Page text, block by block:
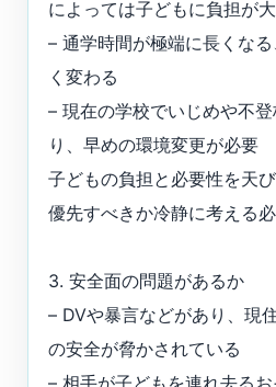
によっては子どもに負担が
– 通学時間が極端に長くな
く変わる
– 現在の学校でいじめや不
り、早めの環境変更が必要
子どもの負担と必要性を天
優先すべきか冷静に考える必
3. 安全面の問題があるか
– DVや暴言などがあり、現
の安全が脅かされている